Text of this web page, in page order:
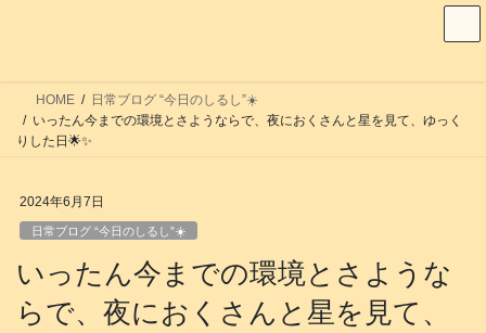
HOME
日常ブログ “今日のしるし”☀️
いったん今までの環境とさようならで、夜におくさんと星を見て、ゆっく
りした日🌟✨
2024年6月7日
日常ブログ “今日のしるし”☀️
いったん今までの環境とさような
らで、夜におくさんと星を見て、